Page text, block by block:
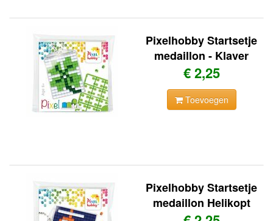
Pixelhobby Startsetje
medaillon - Klaver
€ 2,25
Toevoegen
Pixelhobby Startsetje
medaillon Helikopt